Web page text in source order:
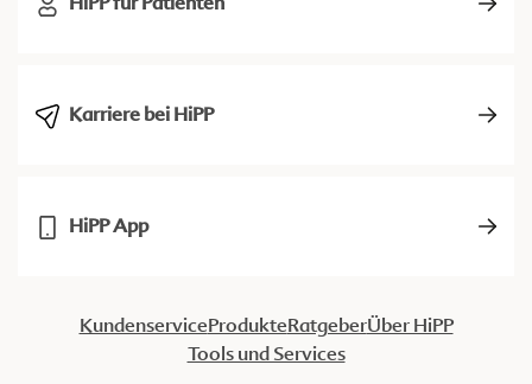
Karriere bei HiPP
HiPP App
KundenserviceProdukteRatgeberÜber HiPP
Tools und Services